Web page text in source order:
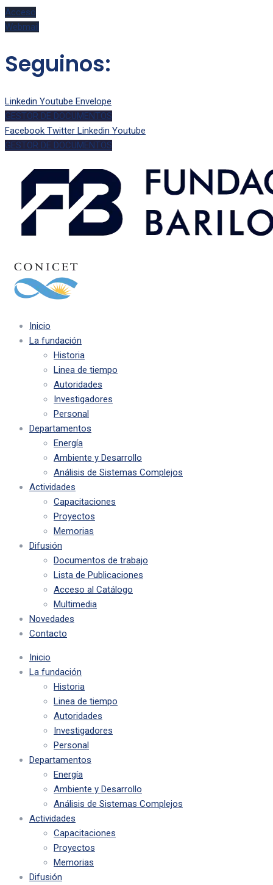
Acceso
Webmail
Seguinos:
Linkedin Youtube Envelope
GESTOR DE DOCUMENTOS
Facebook Twitter Linkedin Youtube
GESTOR DE DOCUMENTOS
Inicio
La fundación
Historia
Linea de tiempo
Autoridades
Investigadores
Personal
Departamentos
Energía
Ambiente y Desarrollo
Análisis de Sistemas Complejos
Actividades
Capacitaciones
Proyectos
Memorias
Difusión
Documentos de trabajo
Lista de Publicaciones
Acceso al Catálogo
Multimedia
Novedades
Contacto
Inicio
La fundación
Historia
Linea de tiempo
Autoridades
Investigadores
Personal
Departamentos
Energía
Ambiente y Desarrollo
Análisis de Sistemas Complejos
Actividades
Capacitaciones
Proyectos
Memorias
Difusión